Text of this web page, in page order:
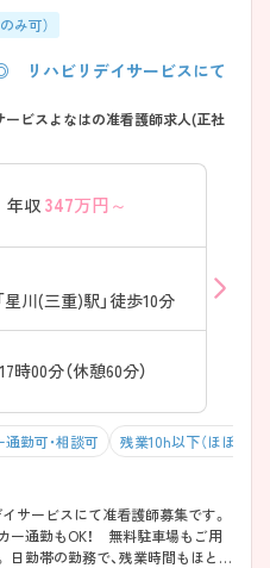
み可）
リハビリデイサービスにて
ビスよなはの准看護師求人(正社
年収 347万円～
川(三重)駅」徒歩10分
時00分（休憩60分）
勤可・相談可 残業10h以下（ほぼなし）
サービスにて准看護師募集です。
ー通勤もOK！ 無料駐車場もご用